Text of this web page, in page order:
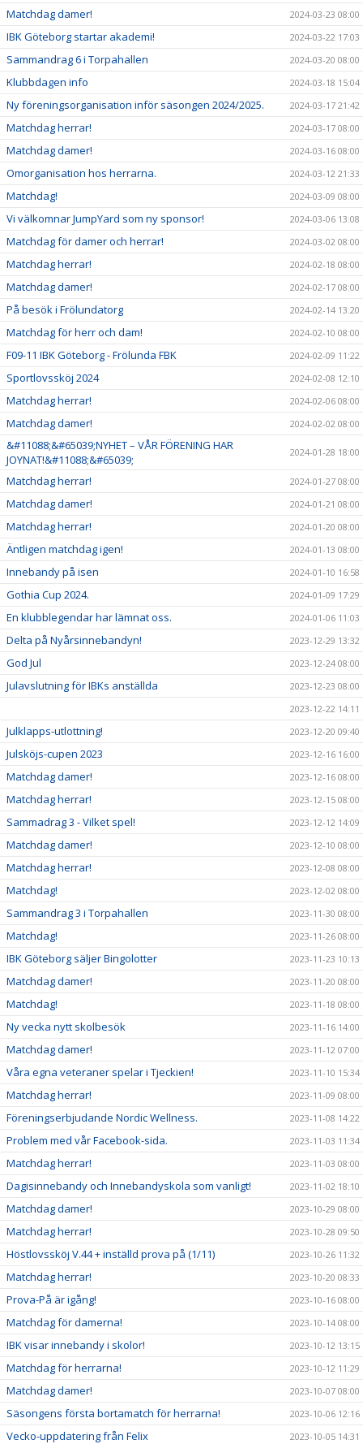
Matchdag damer! 2024-03-23 08:00
IBK Göteborg startar akademi! 2024-03-22 17:03
Sammandrag 6 i Torpahallen 2024-03-20 08:00
Klubbdagen info 2024-03-18 15:04
Ny föreningsorganisation inför säsongen 2024/2025. 2024-03-17 21:42
Matchdag herrar! 2024-03-17 08:00
Matchdag damer! 2024-03-16 08:00
Omorganisation hos herrarna. 2024-03-12 21:33
Matchdag! 2024-03-09 08:00
Vi välkomnar JumpYard som ny sponsor! 2024-03-06 13:08
Matchdag för damer och herrar! 2024-03-02 08:00
Matchdag herrar! 2024-02-18 08:00
Matchdag damer! 2024-02-17 08:00
På besök i Frölundatorg 2024-02-14 13:20
Matchdag för herr och dam! 2024-02-10 08:00
F09-11 IBK Göteborg - Frölunda FBK 2024-02-09 11:22
Sportlovssköj 2024 2024-02-08 12:10
Matchdag herrar! 2024-02-06 08:00
Matchdag damer! 2024-02-02 08:00
&#11088;&#65039;NYHET – VÅR FÖRENING HAR
JOYNAT!&#11088;&#65039;
2024-01-28 18:00
Matchdag herrar! 2024-01-27 08:00
Matchdag damer! 2024-01-21 08:00
Matchdag herrar! 2024-01-20 08:00
Äntligen matchdag igen! 2024-01-13 08:00
Innebandy på isen 2024-01-10 16:58
Gothia Cup 2024. 2024-01-09 17:29
En klubblegendar har lämnat oss. 2024-01-06 11:03
Delta på Nyårsinnebandyn! 2023-12-29 13:32
God Jul 2023-12-24 08:00
Julavslutning för IBKs anställda
2023-12-23 08:00
2023-12-22 14:11
Julklapps-utlottning! 2023-12-20 09:40
Julsköjs-cupen 2023 2023-12-16 16:00
Matchdag damer! 2023-12-16 08:00
Matchdag herrar! 2023-12-15 08:00
Sammadrag 3 - Vilket spel! 2023-12-12 14:09
Matchdag damer! 2023-12-10 08:00
Matchdag herrar! 2023-12-08 08:00
Matchdag! 2023-12-02 08:00
Sammandrag 3 i Torpahallen 2023-11-30 08:00
Matchdag! 2023-11-26 08:00
IBK Göteborg säljer Bingolotter 2023-11-23 10:13
Matchdag damer! 2023-11-20 08:00
Matchdag! 2023-11-18 08:00
Ny vecka nytt skolbesök 2023-11-16 14:00
Matchdag damer! 2023-11-12 07:00
Våra egna veteraner spelar i Tjeckien! 2023-11-10 15:34
Matchdag herrar! 2023-11-09 08:00
Föreningserbjudande Nordic Wellness. 2023-11-08 14:22
Problem med vår Facebook-sida. 2023-11-03 11:34
Matchdag herrar! 2023-11-03 08:00
Dagisinnebandy och Innebandyskola som vanligt! 2023-11-02 18:10
Matchdag damer! 2023-10-29 08:00
Matchdag herrar! 2023-10-28 09:50
Höstlovssköj V.44 + inställd prova på (1/11) 2023-10-26 11:32
Matchdag herrar! 2023-10-20 08:33
Prova-På är igång! 2023-10-16 08:00
Matchdag för damerna! 2023-10-14 08:00
IBK visar innebandy i skolor! 2023-10-12 13:15
Matchdag för herrarna! 2023-10-12 11:29
Matchdag damer! 2023-10-07 08:00
Säsongens första bortamatch för herrarna! 2023-10-06 12:16
Vecko-uppdatering från Felix 2023-10-05 14:31